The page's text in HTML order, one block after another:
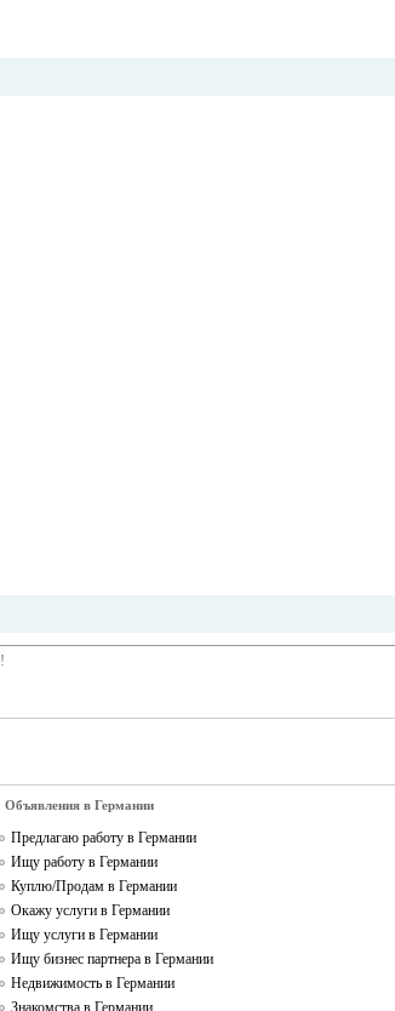
Объявления в Германии
Предлагаю работу в Германии
Ищу работу в Германии
Куплю/Продам в Германии
Окажу услуги в Германии
Ищу услуги в Германии
Ищу бизнес партнера в Германии
Недвижимость в Германии
Знакомства в Германии